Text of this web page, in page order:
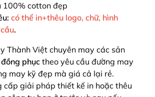
100% cotton đẹp
có thể in+thêu logo, chữ, hình
.
Thành Việt chuyên may các sản
phục theo yêu cầu đường may
may kỹ đẹp mà giá cả lại rẻ.
cấp giải pháp thiết kế in hoặc thêu